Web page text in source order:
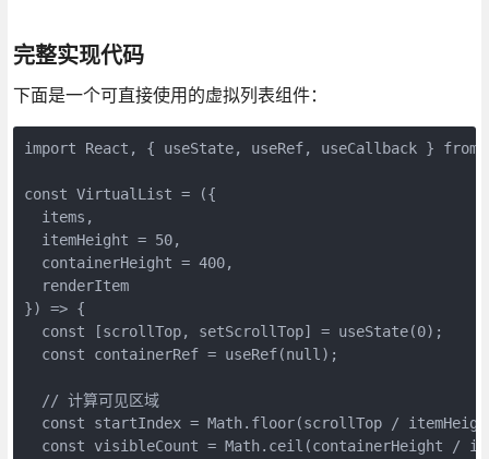
完整实现代码
下面是一个可直接使用的虚拟列表组件：
import React, { useState, useRef, useCallback }
const VirtualList = ({
  items,
  itemHeight = 50,
  containerHeight = 400,
  renderItem
}) => {
  const [scrollTop, setScrollTop] = useState(0);
  const containerRef = useRef(null);
  // 计算可见区域
const startIndex = Math.floor(scrollTop /
const visibleCount = Math.ceil(containerHeight /